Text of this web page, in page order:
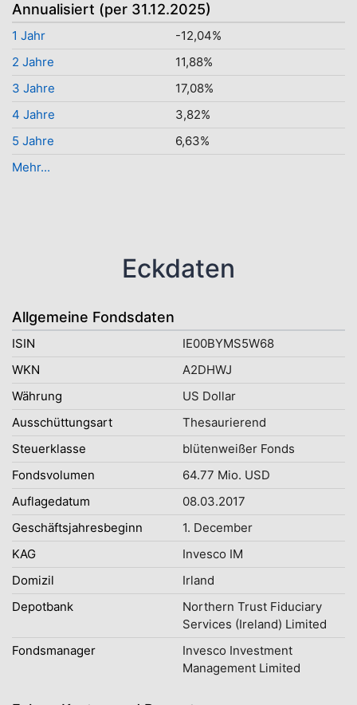
Annualisiert (per 31.12.2025)
1 Jahr
-12,04%
2 Jahre
11,88%
3 Jahre
17,08%
4 Jahre
3,82%
5 Jahre
6,63%
Mehr...
Eckdaten
Allgemeine Fondsdaten
ISIN
IE00BYMS5W68
WKN
A2DHWJ
Währung
US Dollar
Ausschüttungsart
Thesaurierend
Steuerklasse
blütenweißer Fonds
Fondsvolumen
64.77 Mio. USD
Auflagedatum
08.03.2017
Geschäftsjahresbeginn
1. December
KAG
Invesco IM
Domizil
Irland
Depotbank
Northern Trust Fiduciary
Services (Ireland) Limited
Fondsmanager
Invesco Investment
Management Limited